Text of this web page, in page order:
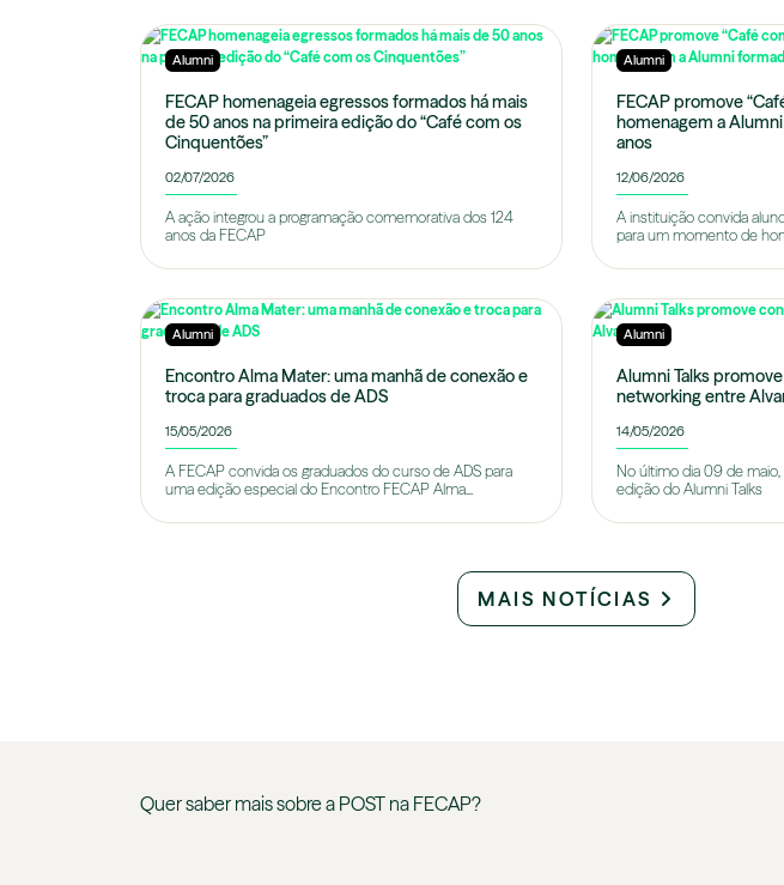
Alumni
FECAP homenageia egressos formados há mais
de 50 anos na primeira edição do “Café com os
Cinquentões”
02/07/2026
A ação integrou a programação comemorativa dos 124
anos da FECAP
Alumni
FECAP promove
homenagem a
anos
12/06/2026
A instituição convida
para um momento de
Alumni
Encontro Alma Mater: uma manhã de conexão e
troca para graduados de ADS
15/05/2026
A FECAP convida os graduados do curso de ADS para
uma edição especial do Encontro FECAP Alma...
Alumni
Alumni Talks
networking entre
14/05/2026
No último dia 09 de maio,
edição do Alumni Talks
MAIS NOTÍCIAS
Quer saber mais sobre a POST na FECAP?